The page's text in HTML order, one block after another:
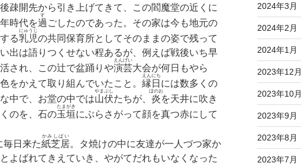
疎開先から引き上げてきて、この閻魔堂の近くに
時代を過
す
ごしたのであった。その家は今も地元の
する乳児
にゅうじ
の共同保育所としてそのままの姿で残って
出は語りつくせない程あるが、例えば戦後いち早
され、この辻で盆踊りや演芸
えんげい
大会が何日もやら
をかえて取り組んでいたこと。 縁日
えんにち
には数多くの
中で、お堂の中では山伏
やまぶし
たちが、 炎
ほのお
を天井に吹き
のを、石の玉垣
たまがき
にぶらさがって顔を真つ赤にして
毎日来た紙芝居
かみしばい
。タ焼けの中に友達が一人づつ家か
よばれてきえていき、やがてだれもいなくなった
2024年3月
2024年2月
2024年1月
2023年12月
2023年10月
2023年9月
2023年8月
2023年7月